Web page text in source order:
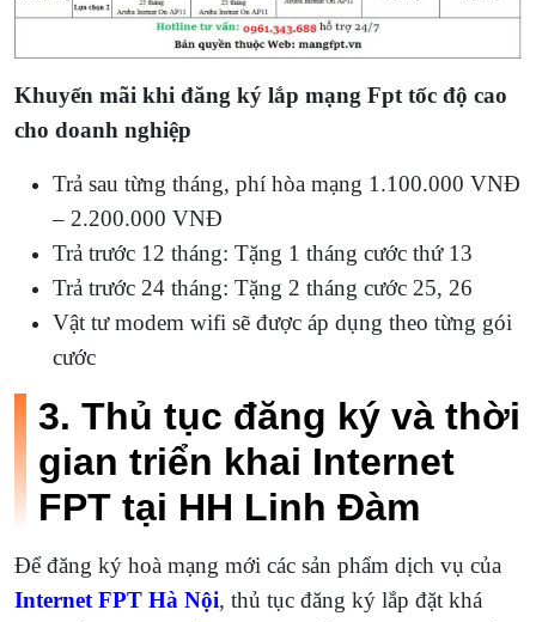
Khuyến mãi khi đăng ký lắp mạng Fpt tốc độ cao
cho doanh nghiệp
Trả sau từng tháng, phí hòa mạng 1.100.000 VNĐ
– 2.200.000 VNĐ
Trả trước 12 tháng: Tặng 1 tháng cước thứ 13
Trả trước 24 tháng: Tặng 2 tháng cước 25, 26
Vật tư modem wifi sẽ được áp dụng theo từng gói
cước
3. Thủ tục đăng ký và thời
gian triển khai Internet
FPT tại HH Linh Đàm
Để đăng ký hoà mạng mới các sản phẩm dịch vụ của
Internet FPT Hà Nội, thủ tục đăng ký lắp đặt khá